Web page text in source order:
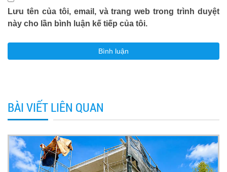
Lưu tên của tôi, email, và trang web trong trình duyệt
này cho lần bình luận kế tiếp của tôi.
BÀI VIẾT LIÊN QUAN